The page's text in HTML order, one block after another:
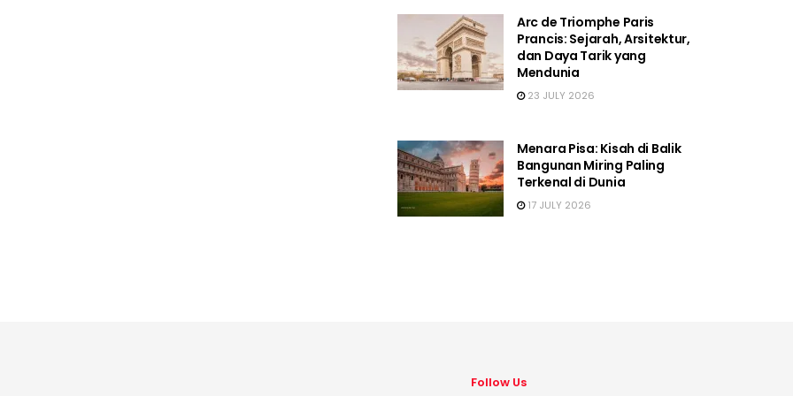
Arc de Triomphe Paris
Prancis: Sejarah, Arsitektur,
dan Daya Tarik yang
Mendunia
23 JULY 2026
Menara Pisa: Kisah di Balik
Bangunan Miring Paling
Terkenal di Dunia
17 JULY 2026
Follow Us